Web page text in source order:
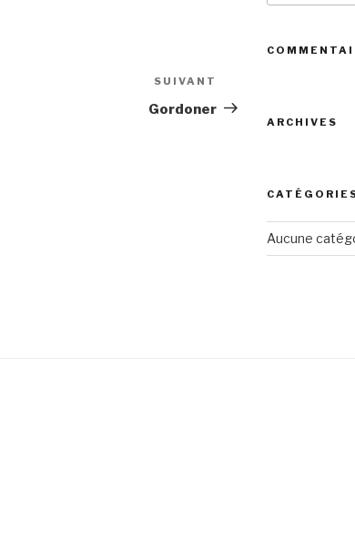
suivant
SUIVANT
Gordoner
ARCHIVES
Aucune